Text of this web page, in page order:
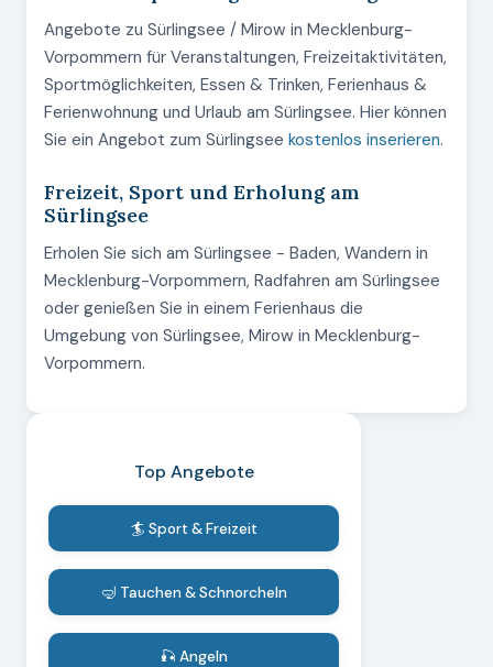
Angebote zu Sürlingsee / Mirow in Mecklenburg-
Vorpommern für Veranstaltungen, Freizeitaktivitäten,
Sportmöglichkeiten, Essen & Trinken, Ferienhaus &
Ferienwohnung und Urlaub am Sürlingsee. Hier können
Sie ein Angebot zum Sürlingsee kostenlos inserieren.
Freizeit, Sport und Erholung am
Sürlingsee
Erholen Sie sich am Sürlingsee - Baden, Wandern in
Mecklenburg-Vorpommern, Radfahren am Sürlingsee
oder genießen Sie in einem Ferienhaus die
Umgebung von Sürlingsee, Mirow in Mecklenburg-
Vorpommern.
Top Angebote
🏄 Sport & Freizeit
🤿 Tauchen & Schnorcheln
🎣 Angeln